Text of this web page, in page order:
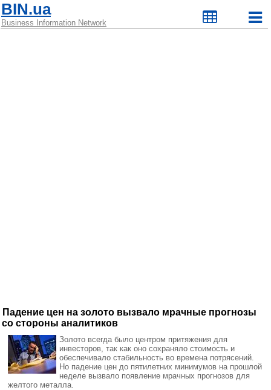
BIN.ua
Business Information Network
Падение цен на золото вызвало мрачные прогнозы
со стороны аналитиков
Золото всегда было центром притяжения для
инвесторов, так как оно сохраняло стоимость и
обеспечивало стабильность во времена потрясений.
Но падение цен до пятилетних минимумов на прошлой
неделе вызвало появление мрачных прогнозов для
желтого металла.